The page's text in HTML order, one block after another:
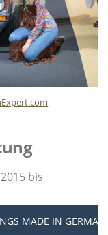
bis
MADE IN